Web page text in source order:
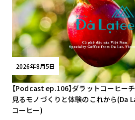
【Podcast ep.106】ダラットコーヒー
見るモノづくりと体験のこれから(Da
コーヒー)
2026年8月5日